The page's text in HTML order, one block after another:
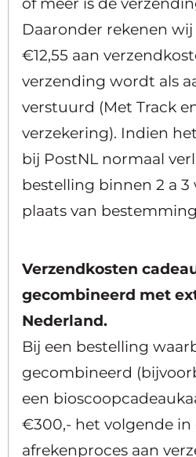
Daaronder rekenen
€12,55 aan
verzending wordt als
verstuurd (Met Track
verzekering). Indien
bij PostNL normaal
bestelling binnen 2 a
plaats van
Verzendkosten
gecombineerd met
Nederland.
Bij een bestelling
gecombineerd
een
€300,- het volgende in
afrekenproces aan